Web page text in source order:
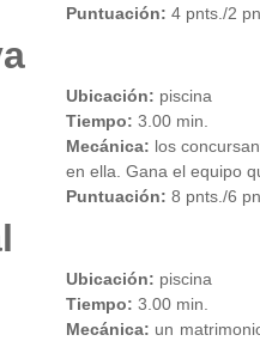
Puntuación: 4 pnts./2
Ubicación: piscina
Tiempo: 3.00 min.
Mecánica: los
en ella. Gana el equipo
Puntuación: 8 pnts./6
Ubicación: piscina
Tiempo: 3.00 min.
Mecánica: un